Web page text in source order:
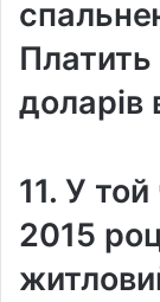
Платить
доларів
11. У
2015